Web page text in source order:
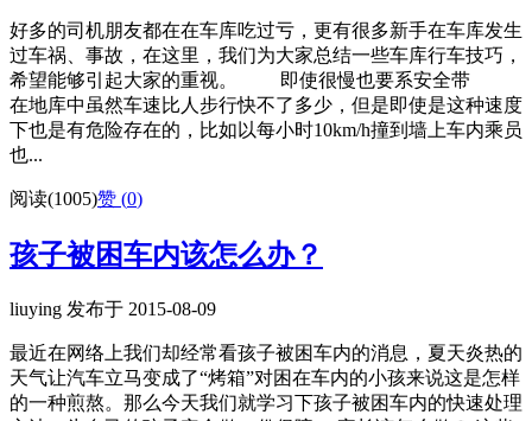
好多的司机朋友都在在车库吃过亏，更有很多新手在车库发生
过车祸、事故，在这里，我们为大家总结一些车库行车技巧，
希望能够引起大家的重视。 即使很慢也要系安全带
在地库中虽然车速比人步行快不了多少，但是即使是这种速度
下也是有危险存在的，比如以每小时10km/h撞到墙上车内乘员
也...
阅读(1005)赞 (0)
孩子被困车内该怎么办？
liuying 发布于 2015-08-09
最近在网络上我们却经常看孩子被困车内的消息，夏天炎热的
天气让汽车立马变成了“烤箱”对困在车内的小孩来说这是怎样
的一种煎熬。那么今天我们就学习下孩子被困车内的快速处理